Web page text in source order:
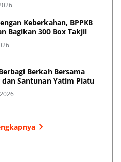
Keberkahan, BPPKB
Bagikan 300 Box Takjil
Berkah Bersama
Santunan Yatim Piatu